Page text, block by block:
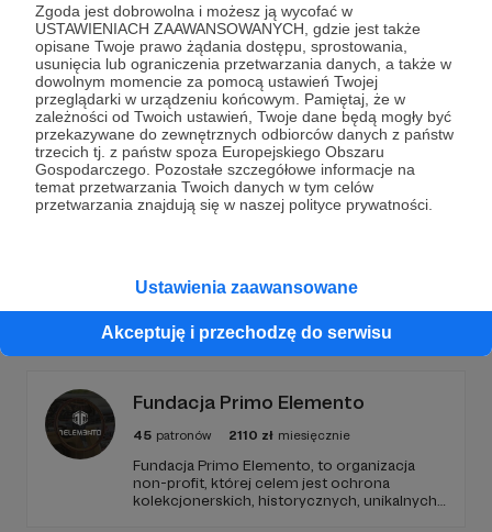
Zgoda jest dobrowolna i możesz ją wycofać w
USTAWIENIACH ZAAWANSOWANYCH, gdzie jest także
opisane Twoje prawo żądania dostępu, sprostowania,
usunięcia lub ograniczenia przetwarzania danych, a także w
dowolnym momencie za pomocą ustawień Twojej
przeglądarki w urządzeniu końcowym. Pamiętaj, że w
zależności od Twoich ustawień, Twoje dane będą mogły być
przekazywane do zewnętrznych odbiorców danych z państw
trzecich tj. z państw spoza Europejskiego Obszaru
Gospodarczego. Pozostałe szczegółowe informacje na
temat przetwarzania Twoich danych w tym celów
przetwarzania znajdują się w naszej polityce prywatności.
Ustawienia zaawansowane
Akceptuję i przechodzę do serwisu
Dołącz do grona Patronów!
Wesprzyj działalność Autora Warsaw Sirensjuż teraz!
Zostań Patronem
Promowani autorzy
Fundacja Primo Elemento
45 patronów 2110 zł miesięcznie
Fundacja Primo Elemento, to organizacja
non-profit, której celem jest ochrona
kolekcjonerskich, historycznych, unikalnych